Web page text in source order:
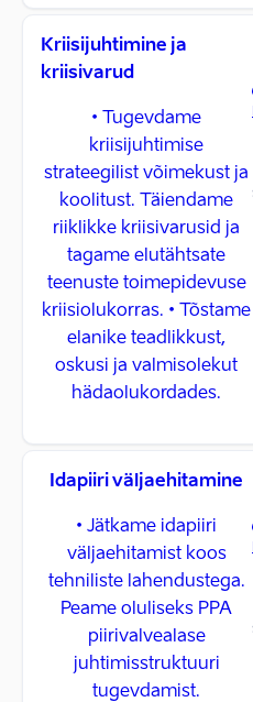
Kriisijuhtimine ja
kriisivarud
• Tugevdame
kriisijuhtimise
strateegilist võimekust ja
koolitust. Täiendame
riiklikke kriisivarusid ja
tagame elutähtsate
teenuste toimepidevuse
kriisiolukorras. • Tõstame
elanike teadlikkust,
oskusi ja valmisolekut
hädaolukordades.
Idapiiri väljaehitamine
• Jätkame idapiiri
väljaehitamist koos
tehniliste lahendustega.
Peame oluliseks PPA
piirivalvealase
juhtimisstruktuuri
tugevdamist.